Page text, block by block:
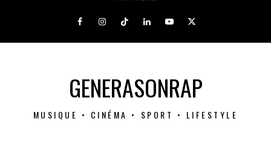
FacebookInstagramTiktok LinkedInYoutube
X
GENERASONRAP
MUSIQUE • CINÉMA • SPORT • LIFESTYLE